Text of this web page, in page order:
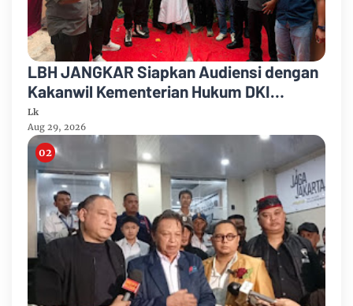
LBH JANGKAR Siapkan Audiensi dengan
Kakanwil Kementerian Hukum DKI
Jakarta
Lk
Aug 29, 2026